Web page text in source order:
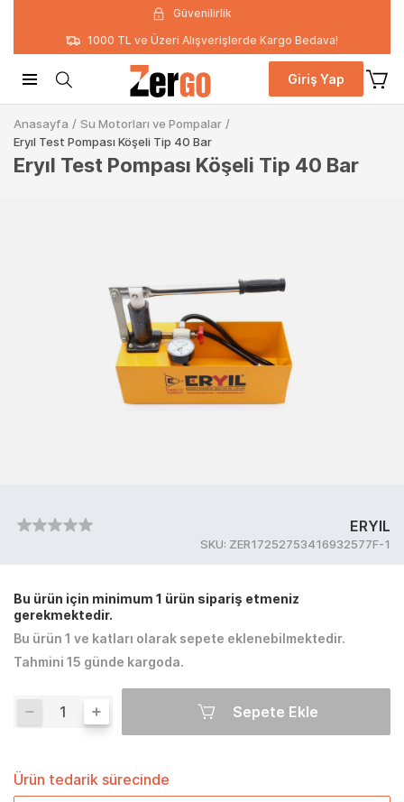
Güvenilirlik
1000 TL ve Üzeri Alışverişlerde Kargo Bedava!
Giriş Yap
Anasayfa / Su Motorları ve Pompalar /
Eryıl Test Pompası Köşeli Tip 40 Bar
Eryıl Test Pompası Köşeli Tip 40 Bar
ERYIL
SKU: ZER17252753416932577F-1
Bu ürün için minimum 1 ürün sipariş etmeniz
gerekmektedir.
Bu ürün 1 ve katları olarak sepete eklenebilmektedir.
Tahmini 15 günde kargoda.
Sepete Ekle
Ürün tedarik sürecinde